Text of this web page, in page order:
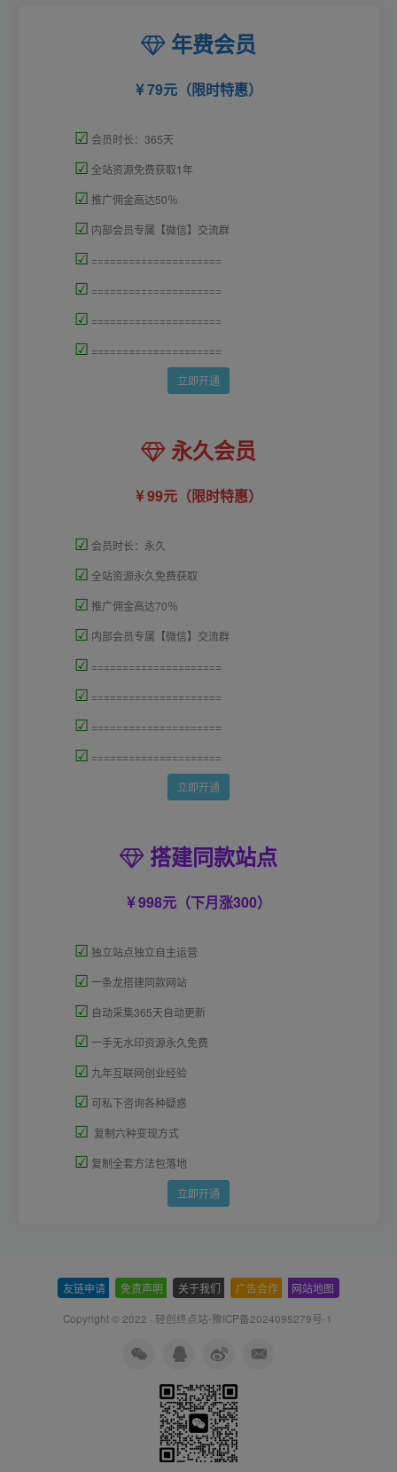
年费会员
79元（限时特惠）
☑ 会员时长：365天
☑ 全站资源免费获取1年
☑ 推广佣金高达50％
☑ 内部会员专属【微信】交流群
☑ =====================
☑ =====================
☑ =====================
☑ =====================
立即开通
永久会员
99元（限时特惠）
☑ 会员时长：永久
☑ 全站资源永久免费获取
☑ 推广佣金高达70％
☑ 内部会员专属【微信】交流群
☑ =====================
☑ =====================
☑ =====================
☑ =====================
立即开通
搭建同款站点
998元（下月涨300）
☑ 独立站点独立自主运营
☑ 一条龙搭建同款网站
☑ 自动采集365天自动更新
☑ 一手无水印资源永久免费
☑ 九年互联网创业经验
☑ 可私下咨询各种疑惑
☑ 复制六种变现方式
☑ 复制全套方法包落地
立即开通
友链申请 免责声明 关于我们 广告合作 网站地图
Copyright © 2022 · 轻创终点站-豫ICP备2024095279号-1